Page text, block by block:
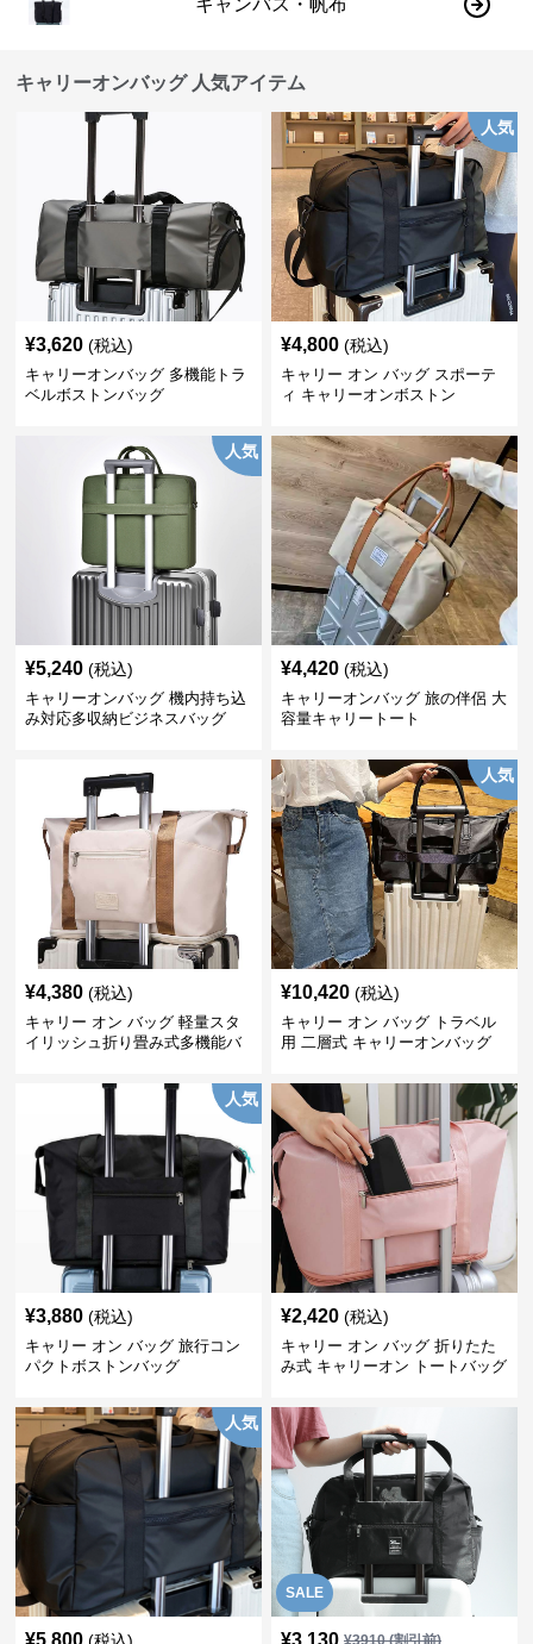
キャリーオンバッグ 人気アイテム
¥3,620 (税込)
キャリーオンバッグ 多機能トラ
ベルボストンバッグ
人気
¥4,800 (税込)
キャリー オン バッグ スポーテ
ィ キャリーオンボストン
人気
¥5,240 (税込)
キャリーオンバッグ 機内持ち込
み対応多収納ビジネスバッグ
¥4,420 (税込)
キャリーオンバッグ 旅の伴侶 大
容量キャリートート
¥4,380 (税込)
キャリー オン バッグ 軽量スタ
イリッシュ折り畳み式多機能バ
人気
¥10,420 (税込)
キャリー オン バッグ トラベル
用 二層式 キャリーオンバッグ
人気
¥3,880 (税込)
キャリー オン バッグ 旅行コン
パクトボストンバッグ
¥2,420 (税込)
キャリー オン バッグ 折りたた
み式 キャリーオン トートバッグ
人気
¥5,800
SALE
¥3,130 ¥3910(割引前)